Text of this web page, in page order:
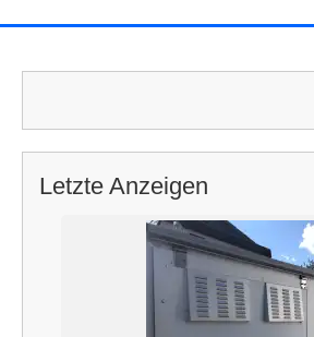
Letzte Anzeigen